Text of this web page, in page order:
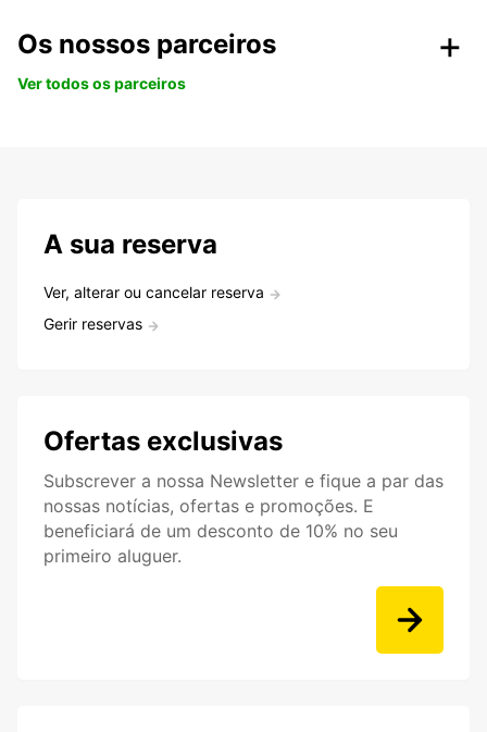
Os nossos parceiros
Ver todos os parceiros
A sua reserva
Ver, alterar ou cancelar reserva
Gerir reservas
Ofertas exclusivas
Subscrever a nossa Newsletter e fique a par das
nossas notícias, ofertas e promoções. E
beneficiará de um desconto de 10% no seu
primeiro aluguer.